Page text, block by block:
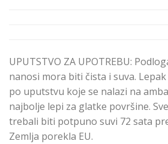
UPUTSTVO ZA UPOTREBU:
nanosi mora biti čista i suva.
po uputstvu koje se nalazi na
najbolje lepi za glatke površine.
trebali biti potpuno suvi 72 sata
Zemlja porekla EU.